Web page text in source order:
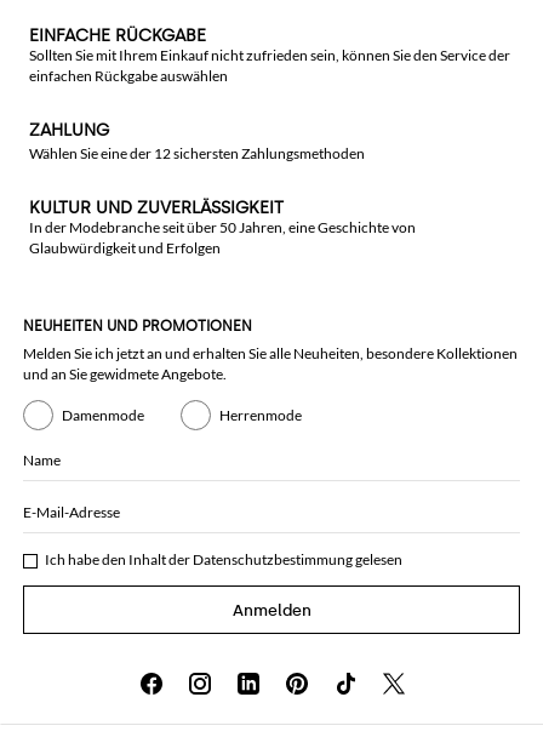
EINFACHE RÜCKGABE
Sollten Sie mit Ihrem Einkauf nicht zufrieden sein, können Sie den Service der
einfachen Rückgabe auswählen
ZAHLUNG
Wählen Sie eine der 12 sichersten Zahlungsmethoden
KULTUR UND ZUVERLÄSSIGKEIT
In der Modebranche seit über 50 Jahren, eine Geschichte von
Glaubwürdigkeit und Erfolgen
NEUHEITEN UND PROMOTIONEN
Melden Sie ich jetzt an und erhalten Sie alle Neuheiten, besondere Kollektionen
und an Sie gewidmete Angebote.
Damenmode Herrenmode
Name
E-Mail-Adresse
Ich habe den Inhalt der Datenschutzbestimmunggelesen
Anmelden